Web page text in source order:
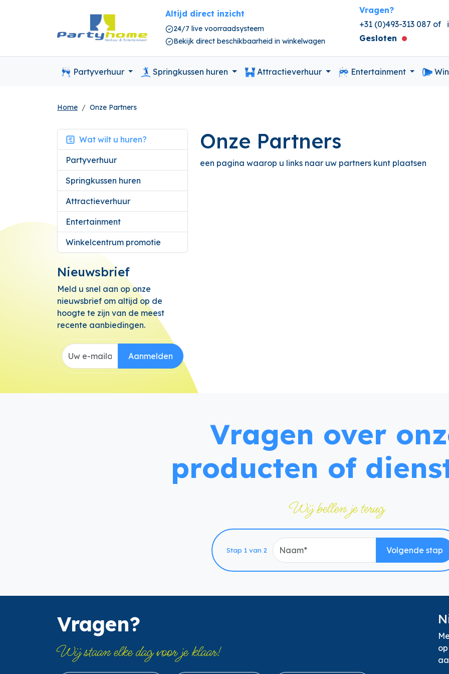
Altijd direct inzicht
24/7 live voorraadsysteem
Bekijk direct beschikbaarheid in winkelwagen
Vragen?
+31 (0)493-313 087 of
Gesloten
Partyverhuur Springkussen huren Attractieverhuur Entertainment
Home Onze Partners
Wat wilt u huren?
Partyverhuur
Springkussen huren
Attractieverhuur
Entertainment
Winkelcentrum promotie
Nieuwsbrief
Meld u snel aan op onze
nieuwsbrief om altijd op de
hoogte te zijn van de meest
recente aanbiedingen.
Aanmelden
Onze Partners
een pagina waarop u links naar uw partners kunt plaatsen
Vragen over
producten of
Wij bellen je terug
Stap 1 van 2 Volgende stap
Vragen?
Wij staan elke dag voor je klaar!